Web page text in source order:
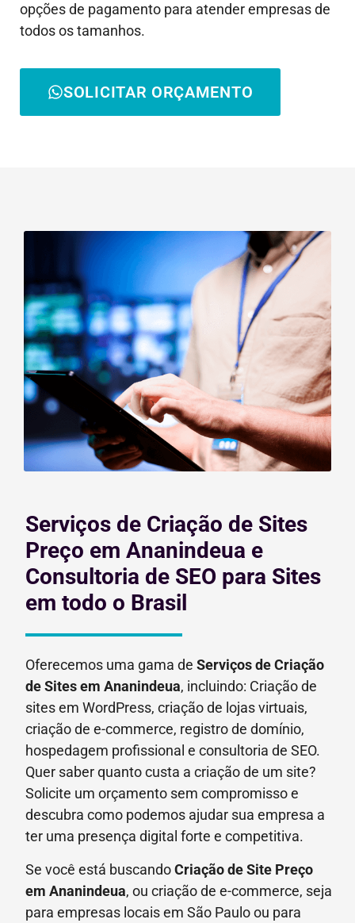
opções de pagamento para atender empresas de
todos os tamanhos.
SOLICITAR ORÇAMENTO
Serviços de Criação de Sites
Preço em Ananindeua e
Consultoria de SEO para Sites
em todo o Brasil
Oferecemos uma gama de Serviços de Criação
de Sites em Ananindeua, incluindo: Criação de
sites em WordPress, criação de lojas virtuais,
criação de e-commerce, registro de domínio,
hospedagem profissional e consultoria de SEO.
Quer saber quanto custa a criação de um site?
Solicite um orçamento sem compromisso e
descubra como podemos ajudar sua empresa a
ter uma presença digital forte e competitiva.
Se você está buscandoCriação de Site Preço
em Ananindeua, ou criação de e-commerce, seja
para empresas locais em São Paulo ou para